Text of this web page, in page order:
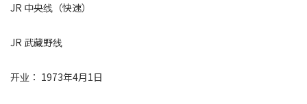
JR 中央线（快速）
JR 武藏野线
开业： 1973年4月1日